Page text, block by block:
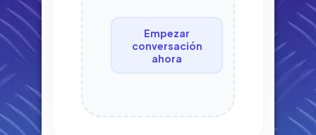
Empezar
conversación
ahora